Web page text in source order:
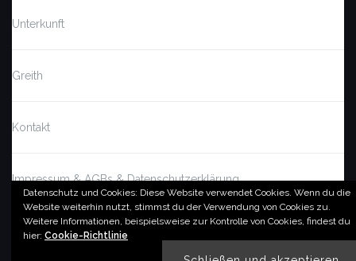
Datenschutz und Cookies: Diese Website verwendet Cookies. Wenn du die
Website weiterhin nutzt, stimmst du der Verwendung von Cookies zu.
Weitere Informationen, beispielsweise zur Kontrolle von Cookies, findest du
hier: Cookie-Richtlinie
Unterkunft
Greith
Kontakt
Impressum & AGBs & Datenschutzerklärung
© by imSalzatal.at